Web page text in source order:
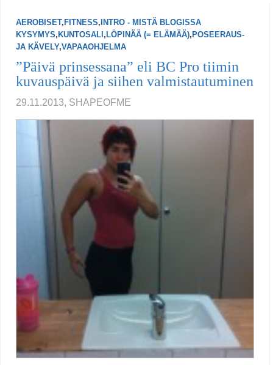
AEROBISET, FITNESS, INTRO - MISTÄ BLOGISSA
KYSYMYS, KUNTOSALI , LÖPINÄÄ (= ELÄMÄÄ), POSEERAUS-
JA KÄVELY,VAPAAOHJELMA
”Päivä prinsessana” eli BC Pro tiimin
kuvauspäivä ja siihen valmistautuminen
29.11.2013, SHAPEOFME